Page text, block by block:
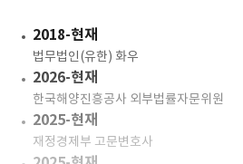
2018-현재
법무법인(유한) 화우
2026-현재
한국해양진흥공사 외부법률자문위원
2025-현재
재정경제부 고문변호사